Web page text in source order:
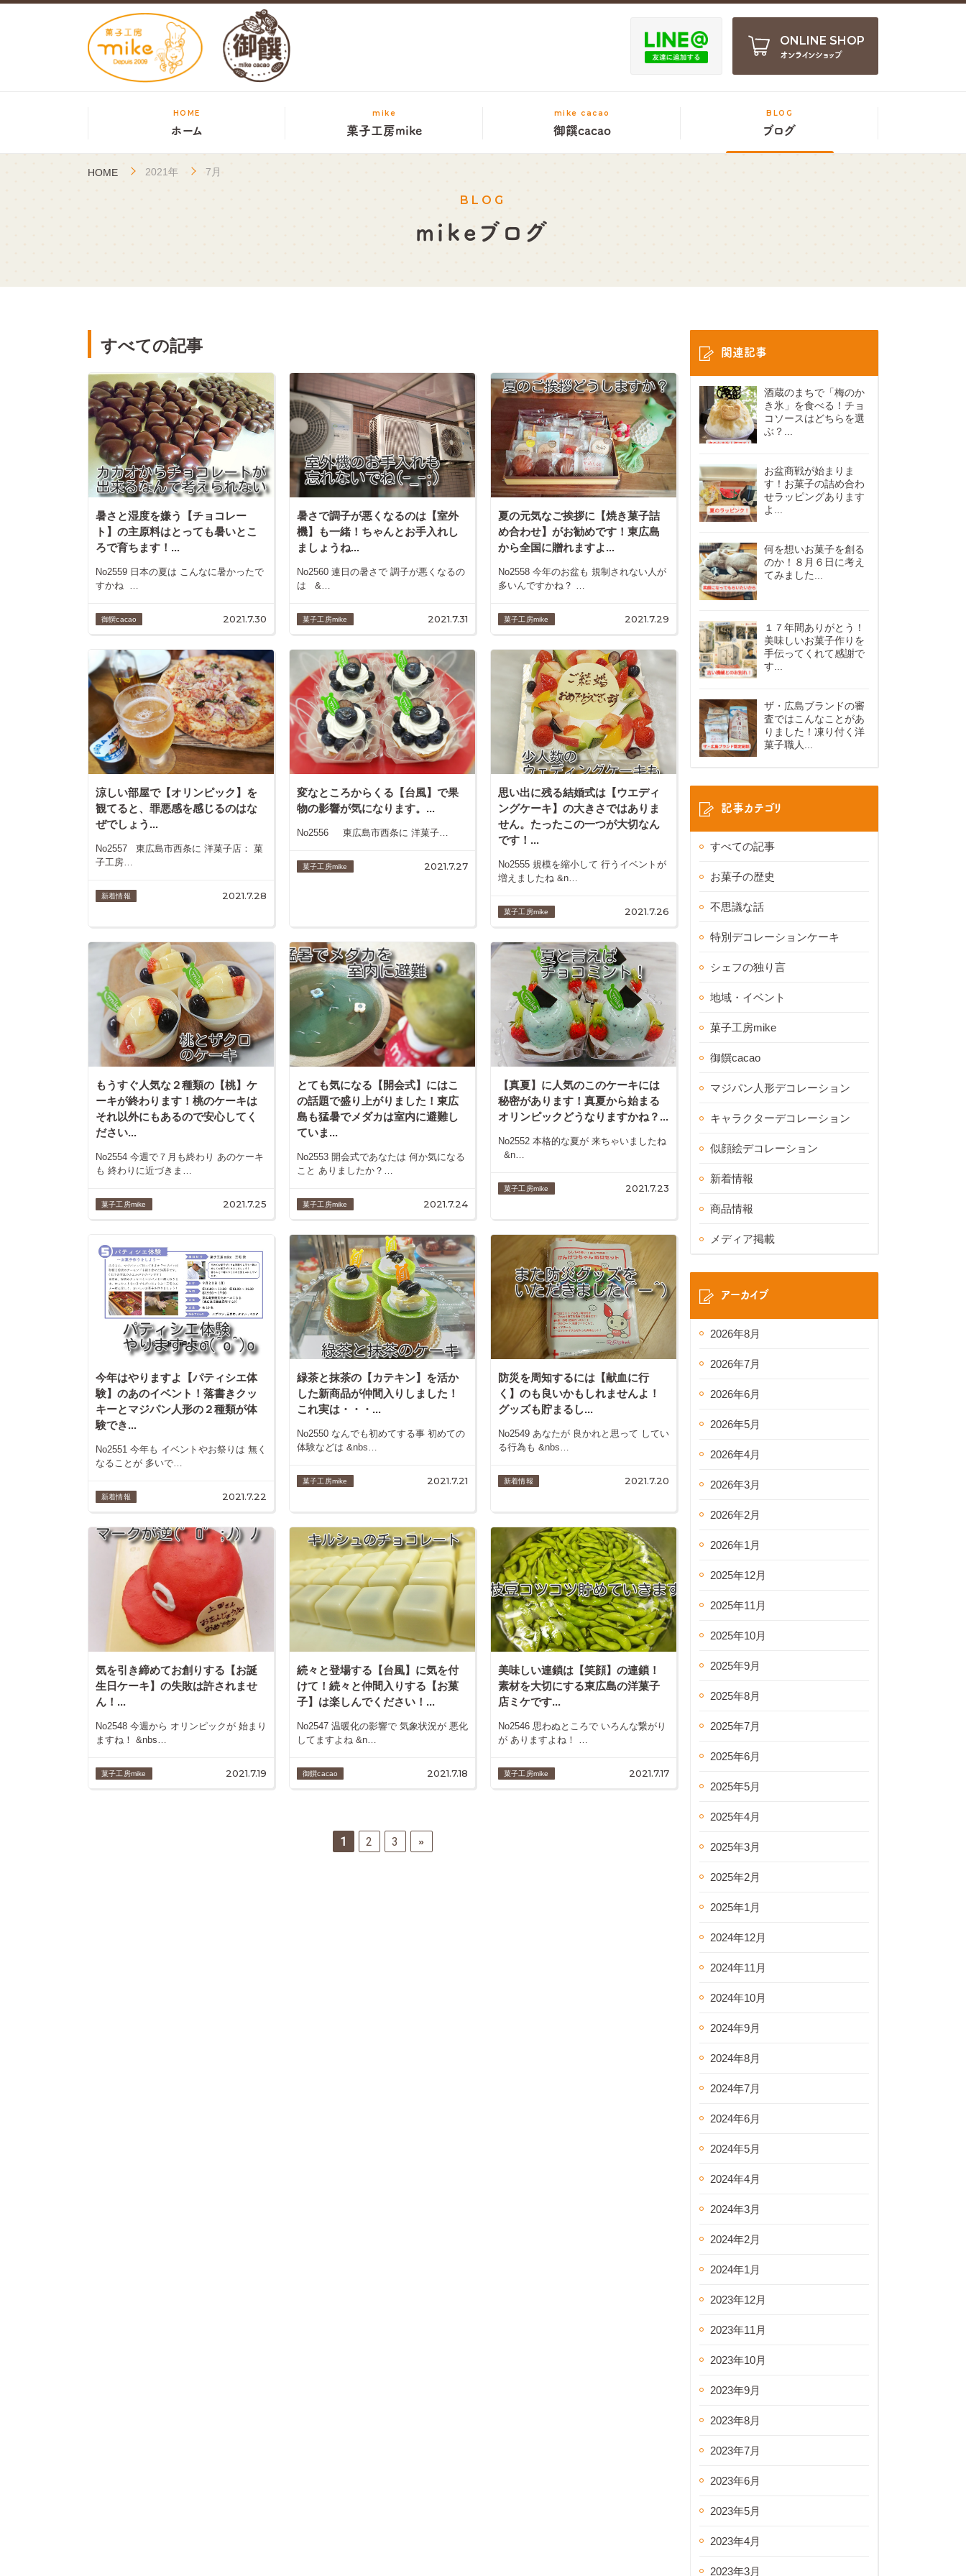
ONLINE SHOP
オンラインショップ
HOME
ホーム
mike
菓子工房mike
mike cacao
御饌cacao
BLOG
ブログ
HOME 2021年 7月
BLOG
mikeブログ
すべての記事
暑さと湿度を嫌う【チョコレー
ト】の主原料はとっても暑いとこ
ろで育ちます！...
No2559 日本の夏は こんなに暑かったで
すかね …
御饌cacao 2021.7.30
暑さで調子が悪くなるのは【室外
機】も一緒！ちゃんとお手入れし
ましょうね...
No2560 連日の暑さで 調子が悪くなるの
は &…
菓子工房mike 2021.7.31
夏の元気なご挨拶に【焼き菓子詰
め合わせ】がお勧めです！東広島
から全国に贈れますよ...
No2558 今年のお盆も 規制されない人が
多いんですかね？ …
菓子工房mike 2021.7.29
涼しい部屋で【オリンピック】を
観てると、罪悪感を感じるのはな
ぜでしょう...
No2557 東広島市西条に 洋菓子店： 菓
子工房…
新着情報 2021.7.28
変なところからくる【台風】で果
物の影響が気になります。...
No2556 東広島市西条に 洋菓子…
菓子工房mike 2021.7.27
思い出に残る結婚式は【ウエディ
ングケーキ】の大きさではありま
せん。たったこの一つが大切なん
です！...
No2555 規模を縮小して 行うイベントが
増えましたね &n…
菓子工房mike 2021.7.26
もうすぐ人気な２種類の【桃】ケ
ーキが終わります！桃のケーキは
それ以外にもあるので安心してく
ださい...
No2554 今週で７月も終わり あのケーキ
も 終わりに近づきま…
菓子工房mike 2021.7.25
とても気になる【開会式】にはこ
の話題で盛り上がりました！東広
島も猛暑でメダカは室内に避難し
ていま...
No2553 開会式であなたは 何か気になる
こと ありましたか？…
菓子工房mike 2021.7.24
【真夏】に人気のこのケーキには
秘密があります！真夏から始まる
オリンピックどうなりますかね？...
No2552 本格的な夏が 来ちゃいましたね
&n…
菓子工房mike 2021.7.23
今年はやりますよ【パティシエ体
験】のあのイベント！落書きクッ
キーとマジパン人形の２種類が体
験でき...
No2551 今年も イベントやお祭りは 無く
なることが 多いで…
新着情報 2021.7.22
緑茶と抹茶の【カテキン】を活か
した新商品が仲間入りしました！
これ実は・・・...
No2550 なんでも初めてする事 初めての
体験などは &nbs…
菓子工房mike 2021.7.21
防災を周知するには【献血に行
く】のも良いかもしれませんよ！
グッズも貯まるし...
No2549 あなたが 良かれと思って してい
る行為も &nbs…
新着情報 2021.7.20
気を引き締めてお創りする【お誕
生日ケーキ】の失敗は許されませ
ん！...
No2548 今週から オリンピックが 始まり
ますね！ &nbs…
菓子工房mike 2021.7.19
続々と登場する【台風】に気を付
けて！続々と仲間入りする【お菓
子】は楽しんでください！...
No2547 温暖化の影響で 気象状況が 悪化
してますよね &n…
御饌cacao 2021.7.18
美味しい連鎖は【笑顔】の連鎖！
素材を大切にする東広島の洋菓子
店ミケです...
No2546 思わぬところで いろんな繋がり
が ありますよね！ …
菓子工房mike 2021.7.17
1 2 3 »
関連記事
酒蔵のまちで「梅のか
き氷」を食べる！チョ
コソースはどちらを選
ぶ？...
お盆商戦が始まりま
す！お菓子の詰め合わ
せラッピングあります
よ...
何を想いお菓子を創る
のか！８月６日に考え
てみました...
１７年間ありがとう！
美味しいお菓子作りを
手伝ってくれて感謝で
す...
ザ・広島ブランドの審
査ではこんなことがあ
りました！凍り付く洋
菓子職人...
記事カテゴリ
すべての記事
お菓子の歴史
不思議な話
特別デコレーションケーキ
シェフの独り言
地域・イベント
菓子工房mike
御饌cacao
マジパン人形デコレーション
キャラクターデコレーション
似顔絵デコレーション
新着情報
商品情報
メディア掲載
アーカイブ
2026年8月
2026年7月
2026年6月
2026年5月
2026年4月
2026年3月
2026年2月
2026年1月
2025年12月
2025年11月
2025年10月
2025年9月
2025年8月
2025年7月
2025年6月
2025年5月
2025年4月
2025年3月
2025年2月
2025年1月
2024年12月
2024年11月
2024年10月
2024年9月
2024年8月
2024年7月
2024年6月
2024年5月
2024年4月
2024年3月
2024年2月
2024年1月
2023年12月
2023年11月
2023年10月
2023年9月
2023年8月
2023年7月
2023年6月
2023年5月
2023年4月
2023年3月